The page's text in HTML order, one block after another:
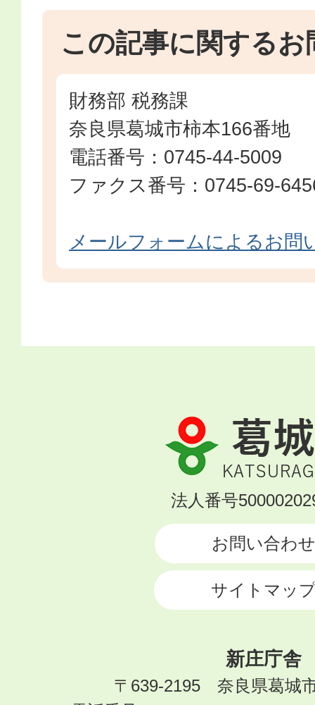
この記事に関するお
財務部 税務課
奈良県葛城市柿本166番地
電話番号：0745-44-5009
ファクス番号：0745-69-
メールフォームによるお問
葛
城
市
KATSURAGI
法人番号
お問い合わせ
サイトマッ
新庄庁舎
〒639-2195 奈良県葛城